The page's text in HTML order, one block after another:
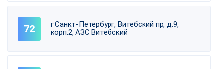
г.Санкт-Петербург, Витебский пр, д.9,
корп.2, АЗС Витебский